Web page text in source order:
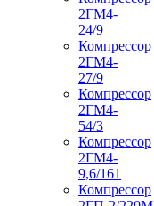
2ГМ4-
24/9
Компрессор
2ГМ4-
27/9
Компрессор
2ГМ4-
54/3
Компрессор
2ГМ4-
9,6/161
Компрессор